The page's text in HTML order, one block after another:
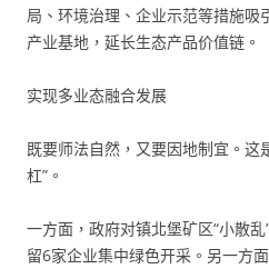
局、环境治理、企业示范等措施吸
产业基地，延长生态产品价值链。
实现多业态融合发展
既要师法自然，又要因地制宜。这
杠”。
一方面，政府对镇北堡矿区“小散
留6家企业集中绿色开采。另一方